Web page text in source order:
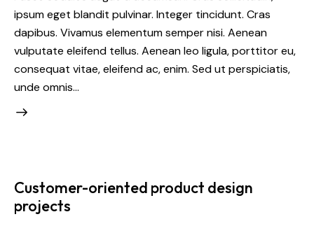
ipsum eget blandit pulvinar. Integer tincidunt. Cras
dapibus. Vivamus elementum semper nisi. Aenean
vulputate eleifend tellus. Aenean leo ligula, porttitor eu,
consequat vitae, eleifend ac, enim. Sed ut perspiciatis,
unde omnis…
Customer-oriented product design
projects